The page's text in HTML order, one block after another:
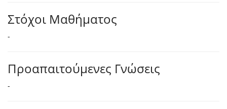
Στόχοι Μαθήματος
-
Προαπαιτούμενες Γνώσεις
-